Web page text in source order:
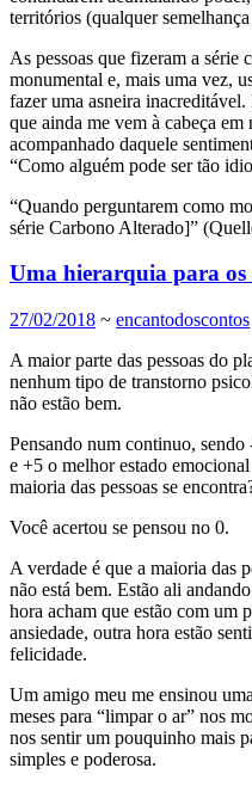
territórios (qualquer
As pessoas que fizeram a série
monumental e, mais uma vez,
fazer uma asneira
que ainda me vem à cabeça
acompanhado daquele
“Como alguém pode ser tão
“Quando perguntarem como
série Carbono Alterado]”
Uma hierarquia para os
27/02/2018 ~ encantodoscontos
A maior parte das pessoas do
nenhum tipo de transtorno
não estão bem.
Pensando num continuo,
e +5 o melhor estado
maioria das pessoas se
Você acertou se pensou no 0.
A verdade é que a maioria das
não está bem. Estão ali
hora acham que estão com um
ansiedade, outra hora estão
felicidade.
Um amigo meu me ensinou
meses para “limpar o ar” nos
nos sentir um pouquinho mais
simples e poderosa.